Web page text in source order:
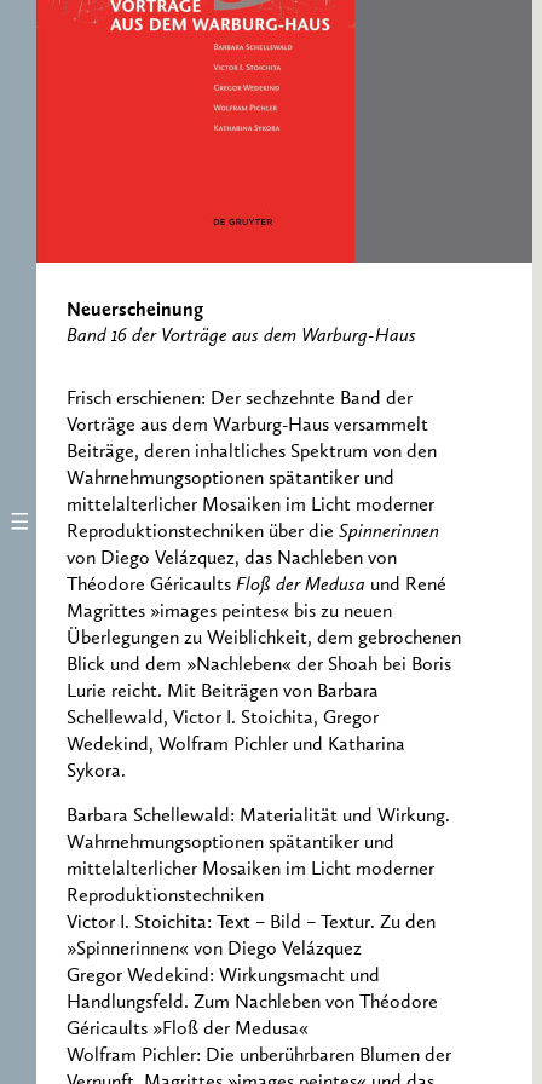
ERNST CASSIRER
ARBEITSSTELLE 1997-
Neuerscheinung
Band 16 der Vorträge aus dem Warburg-Haus
Frisch erschienen: Der sechzehnte Band der
Vorträge aus dem Warburg-Haus versammelt
Beiträge, deren inhaltliches Spektrum von den
Wahrnehmungsoptionen spätantiker und
mittelalterlicher Mosaiken im Licht moderner
Reproduktionstechniken über die Spinnerinnen
von Diego Velázquez, das Nachleben von
Théodore Géricaults Floß der Medusa und René
Magrittes »images peintes« bis zu neuen
Überlegungen zu Weiblichkeit, dem gebrochenen
Blick und dem »Nachleben« der Shoah bei Boris
Lurie reicht. Mit Beiträgen von Barbara
Schellewald, Victor I. Stoichita, Gregor
Wedekind, Wolfram Pichler und Katharina
Sykora.
Barbara Schellewald: Materialität und Wirkung.
Wahrnehmungsoptionen spätantiker und
mittelalterlicher Mosaiken im Licht moderner
Reproduktionstechniken
Victor I. Stoichita: Text – Bild – Textur. Zu den
»Spinnerinnen« von Diego Velázquez
Gregor Wedekind: Wirkungsmacht und
Handlungsfeld. Zum Nachleben von Théodore
Géricaults »Floß der Medusa«
Wolfram Pichler: Die unberührbaren Blumen der